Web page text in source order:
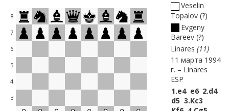
8
7
6
5
4
3
Veselin
Topalov ?
Evgeny
Bareev ?
Linares 11
11 марта 1994
г.
Linares
ESP
1.e4 e6 2.d4
d5 3.Кc3